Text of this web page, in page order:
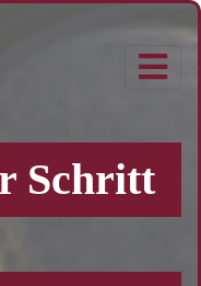
Schritt